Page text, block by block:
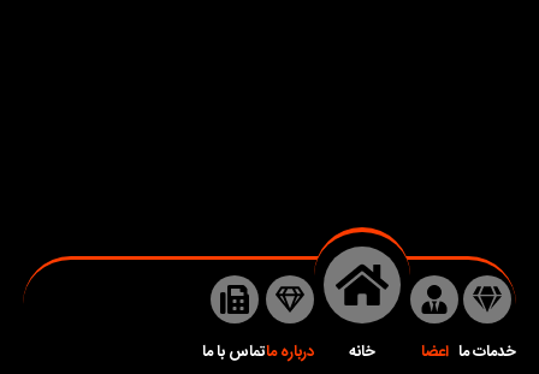
خدمات ما اعضا خانه درباره ماتماس با ما